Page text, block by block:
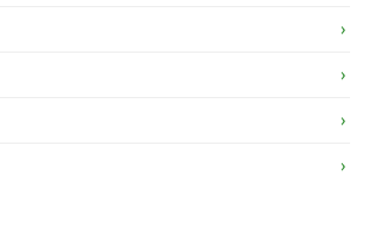
›
›
›
›